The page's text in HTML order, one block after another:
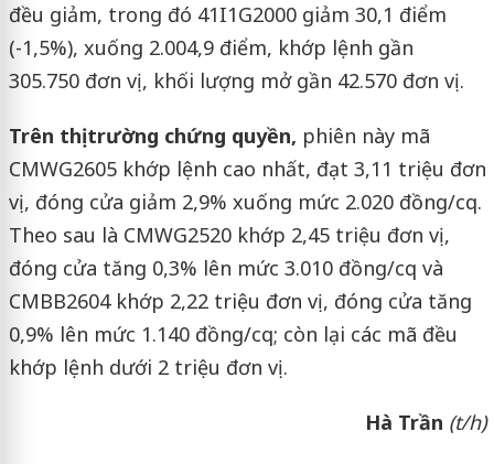
đều giảm, trong đó 41I1G2000 giảm 30,1 điểm
(-1,5%), xuống 2.004,9 điểm, khớp lệnh gần
305.750 đơn vị, khối lượng mở gần 42.570 đơn vị.
Trên thị trường chứng quyền, phiên này mã
CMWG2605 khớp lệnh cao nhất, đạt 3,11 triệu đơn
vị, đóng cửa giảm 2,9% xuống mức 2.020 đồng/cq.
Theo sau là CMWG2520 khớp 2,45 triệu đơn vị,
đóng cửa tăng 0,3% lên mức 3.010 đồng/cq và
CMBB2604 khớp 2,22 triệu đơn vị, đóng cửa tăng
0,9% lên mức 1.140 đồng/cq; còn lại các mã đều
khớp lệnh dưới 2 triệu đơn vị.
Hà Trần (t/h)